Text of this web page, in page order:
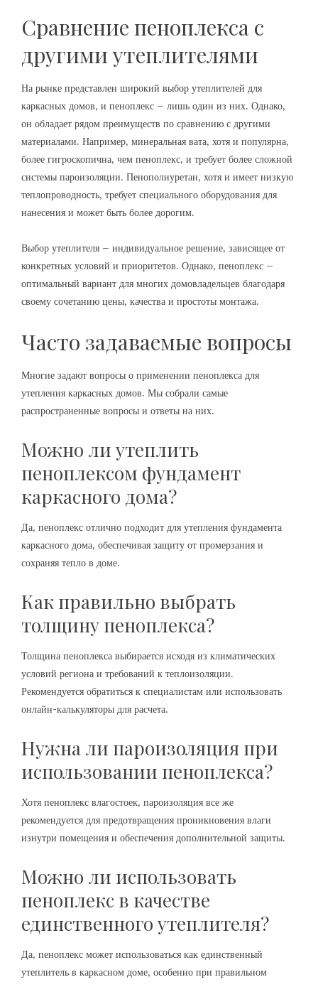
Сравнение пеноплекса с
другими утеплителями
На рынке представлен широкий выбор утеплителей для
каркасных домов‚ и пеноплекс – лишь один из них. Однако‚
он обладает рядом преимуществ по сравнению с другими
материалами. Например‚ минеральная вата‚ хотя и популярна‚
более гигроскопична‚ чем пеноплекс‚ и требует более сложной
системы пароизоляции. Пенополиуретан‚ хотя и имеет низкую
теплопроводность‚ требует специального оборудования для
нанесения и может быть более дорогим.
Выбор утеплителя – индивидуальное решение‚ зависящее от
конкретных условий и приоритетов. Однако‚ пеноплекс –
оптимальный вариант для многих домовладельцев благодаря
своему сочетанию цены‚ качества и простоты монтажа.
Часто задаваемые вопросы
Многие задают вопросы о применении пеноплекса для
утепления каркасных домов. Мы собрали самые
распространенные вопросы и ответы на них.
Можно ли утеплить
пеноплексом фундамент
каркасного дома?
Да‚ пеноплекс отлично подходит для утепления фундамента
каркасного дома‚ обеспечивая защиту от промерзания и
сохраняя тепло в доме.
Как правильно выбрать
толщину пеноплекса?
Толщина пеноплекса выбирается исходя из климатических
условий региона и требований к теплоизоляции.
Рекомендуется обратиться к специалистам или использовать
онлайн-калькуляторы для расчета.
Нужна ли пароизоляция при
использовании пеноплекса?
Хотя пеноплекс влагостоек‚ пароизоляция все же
рекомендуется для предотвращения проникновения влаги
изнутри помещения и обеспечения дополнительной защиты.
Можно ли использовать
пеноплекс в качестве
единственного утеплителя?
Да‚ пеноплекс может использоваться как единственный
утеплитель в каркасном доме‚ особенно при правильном